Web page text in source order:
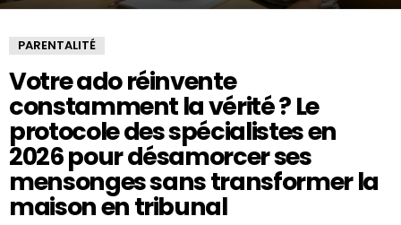
PARENTALITÉ
Votre ado réinvente
constamment la vérité ? Le
protocole des spécialistes en
2026 pour désamorcer ses
mensonges sans transformer la
maison en tribunal